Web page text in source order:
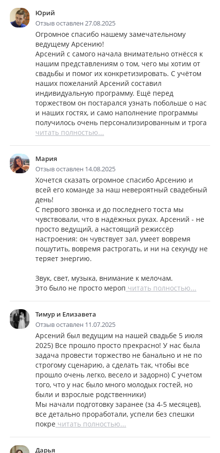
Юрий
Отзыв оставлен 27.08.2025
Огромное спасибо нашему замечательному
ведущему Арсению!
Арсений с самого начала внимательно отнёсся к
нашим представлениям о том, чего мы хотим от
свадьбы и помог их конкретизировать. С учётом
наших пожеланий Арсений составил
индивидуальную программу. Ещё перед
торжеством он постарался узнать побольше о нас
и наших гостях, и само наполнение программы
получилось очень персонализированным и трога
читать полностью...
Мария
Отзыв оставлен 14.08.2025
Хочется сказать огромное спасибо Арсению и
всей его команде за наш невероятный свадебный
день!
С первого звонка и до последнего тоста мы
чувствовали, что в надёжных руках. Арсений - не
просто ведущий, а настоящий режиссёр
настроения: он чувствует зал, умеет вовремя
пошутить, вовремя растрогать, и ни на секунду не
теряет энергию.
Звук, свет, музыка, внимание к мелочам.
Это было не просто мероп читать полностью...
Тимур и Елизавета
Отзыв оставлен 11.07.2025
Арсений был ведущим на нашей свадьбе 5 июля
2025) Все прошло просто прекрасно! У нас была
задача провести торжество не банально и не по
строгому сценарию, а сделать так, чтобы все
прошло очень легко, весело и задорно) С учетом
того, что у нас было много молодых гостей, но
были и взрослые родственники)
Мы начали подготовку заранее (за 4-5 месяцев),
все детально проработали, успели без спешки
покре читать полностью...
Дарья